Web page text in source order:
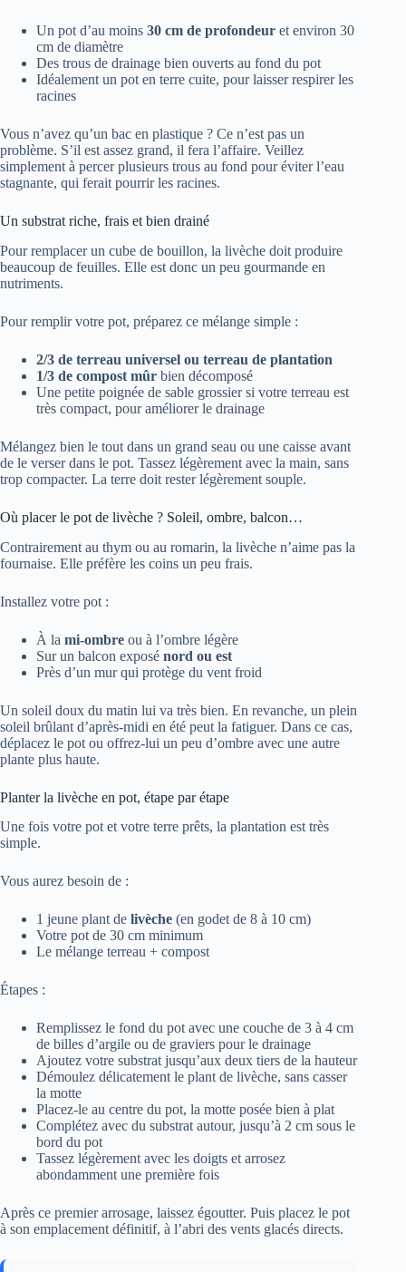
Un pot d’au moins 30 cm de profondeur et environ 30
cm de diamètre
Des trous de drainage bien ouverts au fond du pot
Idéalement un pot en terre cuite, pour laisser respirer les
racines
Vous n’avez qu’un bac en plastique ? Ce n’est pas un
problème. S’il est assez grand, il fera l’affaire. Veillez
simplement à percer plusieurs trous au fond pour éviter l’eau
stagnante, qui ferait pourrir les racines.
Un substrat riche, frais et bien drainé
Pour remplacer un cube de bouillon, la livèche doit produire
beaucoup de feuilles. Elle est donc un peu gourmande en
nutriments.
Pour remplir votre pot, préparez ce mélange simple :
2/3 de terreau universel ou terreau de plantation
1/3 de compost mûr bien décomposé
Une petite poignée de sable grossier si votre terreau est
très compact, pour améliorer le drainage
Mélangez bien le tout dans un grand seau ou une caisse avant
de le verser dans le pot. Tassez légèrement avec la main, sans
trop compacter. La terre doit rester légèrement souple.
Où placer le pot de livèche ? Soleil, ombre, balcon…
Contrairement au thym ou au romarin, la livèche n’aime pas la
fournaise. Elle préfère les coins un peu frais.
Installez votre pot :
À la mi-ombre ou à l’ombre légère
Sur un balcon exposé nord ou est
Près d’un mur qui protège du vent froid
Un soleil doux du matin lui va très bien. En revanche, un plein
soleil brûlant d’après-midi en été peut la fatiguer. Dans ce cas,
déplacez le pot ou offrez-lui un peu d’ombre avec une autre
plante plus haute.
Planter la livèche en pot, étape par étape
Une fois votre pot et votre terre prêts, la plantation est très
simple.
Vous aurez besoin de :
1 jeune plant de livèche (en godet de 8 à 10 cm)
Votre pot de 30 cm minimum
Le mélange terreau + compost
Étapes :
Remplissez le fond du pot avec une couche de 3 à 4 cm
de billes d’argile ou de graviers pour le drainage
Ajoutez votre substrat jusqu’aux deux tiers de la hauteur
Démoulez délicatement le plant de livèche, sans casser
la motte
Placez-le au centre du pot, la motte posée bien à plat
Complétez avec du substrat autour, jusqu’à 2 cm sous le
bord du pot
Tassez légèrement avec les doigts et arrosez
abondamment une première fois
Après ce premier arrosage, laissez égoutter. Puis placez le pot
à son emplacement définitif, à l’abri des vents glacés directs.